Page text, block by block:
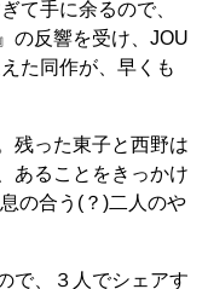
て手に余るので、
の反響を受け、JOU
た同作が、早くも
残った東子と西野は
あることをきっかけ
の合う(？)二人のや
で、３人でシェアす